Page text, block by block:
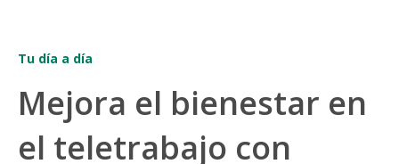
Tu día a día
Mejora el bienestar en
el teletrabajo con